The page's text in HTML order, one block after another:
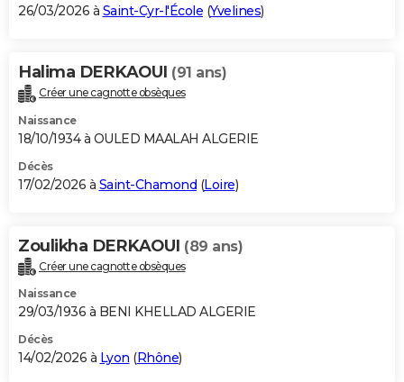
26/03/2026 à Saint-Cyr-l'École (Yvelines)
Halima DERKAOUI (91 ans)
Créer une cagnotte obsèques
Naissance
18/10/1934 à OULED MAALAH ALGERIE
Décès
17/02/2026 à Saint-Chamond (Loire)
Zoulikha DERKAOUI (89 ans)
Créer une cagnotte obsèques
Naissance
29/03/1936 à BENI KHELLAD ALGERIE
Décès
14/02/2026 à Lyon (Rhône)